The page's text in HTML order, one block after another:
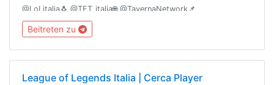
@LoLitalia🐧 @TFT_italia🌐 @TavernaNetwork📌
@TavernaBacheca🎧 Discord: https://discord.gg/KkhxZPX🔰
Network: @gamingitaliangroup
Beitreten zu
League of Legends Italia | Cerca Player